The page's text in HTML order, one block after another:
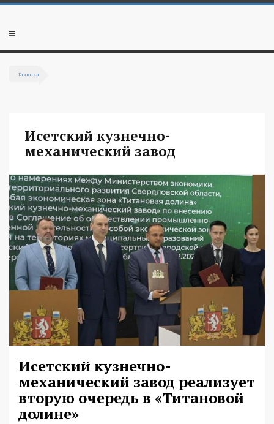
Перейти к основному содержанию
Мобильное
Главная
Исетский кузнечно-
механический завод
Исетский кузнечно-
механический завод реализует
вторую очередь в «Титановой
долине»